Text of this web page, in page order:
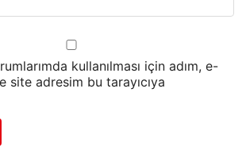
kullanılması için adım, e-
site adresim bu tarayıcıya